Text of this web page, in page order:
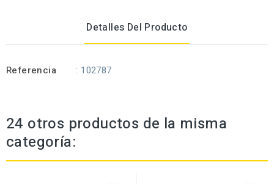
Detalles Del Producto
Referencia : 102787
24 otros productos de la misma
categoría: